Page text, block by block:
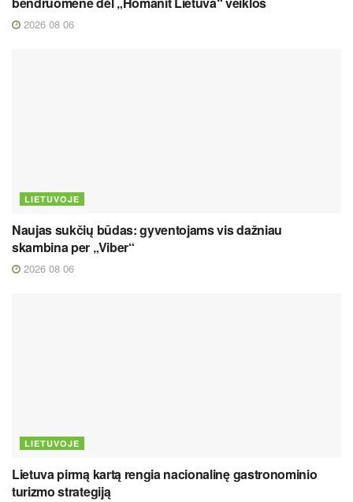
2026 08 06
LIETUVOJE
Naujas sukčių būdas: gyventojams vis dažniau
skambina per „Viber“
2026 08 06
LIETUVOJE
Lietuva pirmą kartą rengia nacionalinę gastronominio
turizmo strategiją